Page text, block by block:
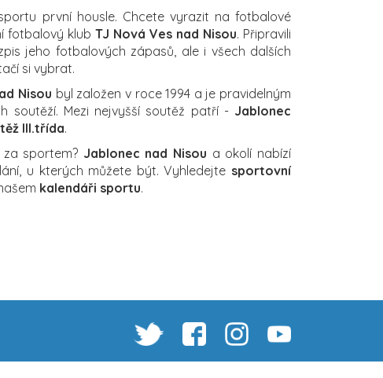
první housle. Chcete vyrazit na fotbalové
fotbalový klub TJ Nová Ves nad Nisou. Připravili
jeho fotbalových zápasů, ale i všech dalších
si vybrat.
Nisou byl založen v roce 1994 a je pravidelným
soutěží. Mezi nejvyšší soutěž patří - Jablonec
III.třída.
sportem? Jablonec nad Nisou a okolí nabízí
u kterých můžete být. Vyhledejte sportovní
kalendáři sportu.